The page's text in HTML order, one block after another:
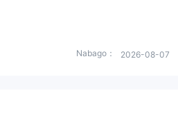
Nabago： 2026-08-07